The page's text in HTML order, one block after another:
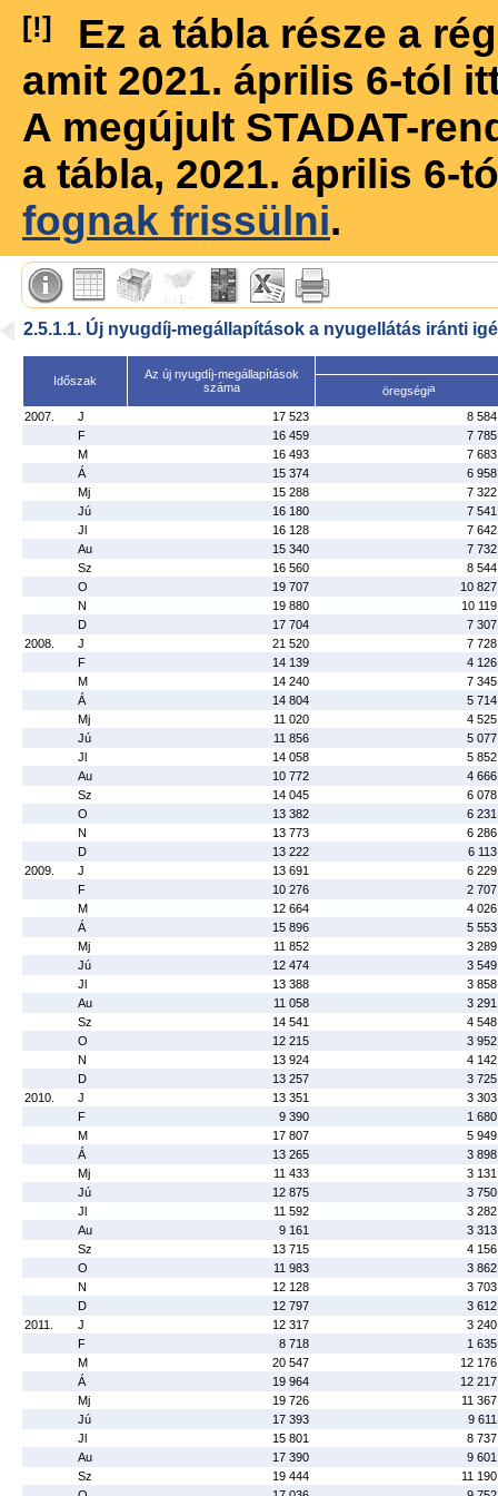
[!]
Ez a tábla része a
amit 2021. április 6-tól
A megújult STADAT-
a tábla, 2021. április 6-
fognak frissülni.
2.5.1.1. Új nyugdíj-megállapítások a nyugellátás iránti
Időszak
Az új nyugdíj-megállapítások
száma
öregségia
2007. J 17 523
8 584
F
16 459
7 785
M
16 493
7 683
Á
15 374
6 958
Mj
15 288
7 322
Jú
16 180
7 541
Jl
16 128
7 642
Au
15 340
7 732
Sz
16 560
8 544
O
19 707
10 827
N
19 880
10 119
D
17 704
7 307
2008.
J 21 520
7 728
F
14 139
4 126
M
14 240
7 345
Á
14 804
5 714
Mj
11 020
4 525
Jú
11 856
5 077
Jl
14 058
5 852
Au
10 772
4 666
Sz
14 045
6 078
O
13 382
6 231
N
13 773
6 286
D
13 222
6 113
2009.
J 13 691
6 229
F
10 276
2 707
M
12 664
4 026
Á
15 896
5 553
Mj
11 852
3 289
Jú
12 474
3 549
Jl
13 388
3 858
Au
11 058
3 291
Sz
14 541
4 548
O
12 215
3 952
N
13 924
4 142
D
13 257
3 725
2010.
J 13 351
3 303
F
9 390
1 680
M
17 807
5 949
Á
13 265
3 898
Mj
11 433
3 131
Jú
12 875
3 750
Jl
11 592
3 282
Au
9 161
3 313
Sz
13 715
4 156
O
11 983
3 862
N
12 128
3 703
D
12 797
3 612
2011.
J 12 317
3 240
F
8 718
1 635
M
20 547
12 176
Á
19 964
12 217
Mj
19 726
11 367
Jú
17 393
9 611
Jl
15 801
8 737
Au
17 390
9 601
Sz
19 444
11 190